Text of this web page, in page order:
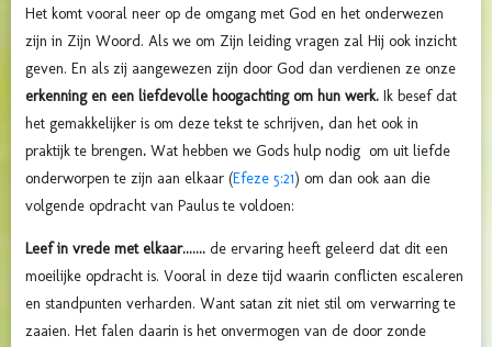
Het komt vooral neer op de omgang met God en het onderwezen
zijn in Zijn Woord. Als we om Zijn leiding vragen zal Hij ook inzicht
geven. En als zij aangewezen zijn door God dan verdienen ze onze
erkenning en een liefdevolle hoogachting om hun werk. Ik besef dat
het gemakkelijker is om deze tekst te schrijven, dan het ook in
praktijk te brengen. Wat hebben we Gods hulp nodig om uit liefde
onderworpen te zijn aan elkaar (Efeze 5:21) om dan ook aan die
volgende opdracht van Paulus te voldoen:
Leef in vrede met elkaar....... de ervaring heeft geleerd dat dit een
moeilijke opdracht is. Vooral in deze tijd waarin conflicten escaleren
en standpunten verharden. Want satan zit niet stil om verwarring te
zaaien. Het falen daarin is het onvermogen van de door zonde